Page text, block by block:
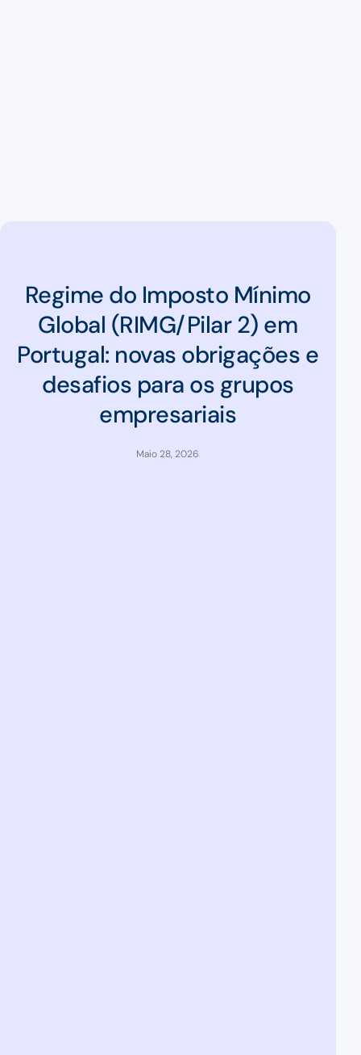
Regime do Imposto Mínimo
Global (RIMG/Pilar 2) em
Portugal: novas obrigações e
desafios para os grupos
empresariais
Maio 28, 2026